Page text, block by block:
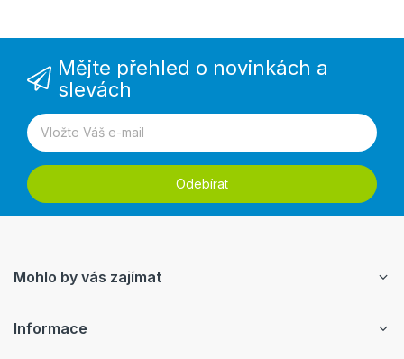
Mějte přehled o novinkách a
slevách
Odebírat
Mohlo by vás zajímat
Informace